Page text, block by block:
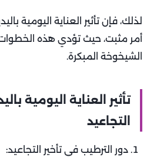
لذلك، فإن تأثير العناية اليومية
أمر مثبت، حيث تؤدي هذه
الشيخوخة المبكرة.
تأثير العناية اليومية
التجاعيد
دور الترطيب في تأخير التجاعيد: